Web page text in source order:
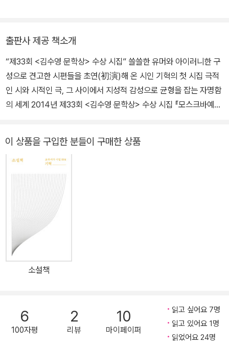
출판사 제공 책소개
“제33회 <김수영 문학상> 수상 시집” 쓸쓸한 유머와 아이러니한 구
성으로 견고한 시편들을 초연(初演)해 온 시인 기혁의 첫 시집 극적
인 시와 시적인 극, 그 사이에서 지성적 감성으로 균형을 잡는 자명함
의 세계 2014년 제33회 <김수영 문학상> 수상 시집 『모스크바예술
통해 문학평론가로도 등단한 기혁은 이지적이면서도 감성적인 언어
를 구현하는 시인으로 많은 주목을 받아 왔다. 그의 첫 시집이자 제33
회 <김수영 문학상> 수상 시집이기도 한 『모스크바예술극장의 기립
박수』는 잡힐 듯 잡히지 않는 이미지의 연쇄를 통해 이제껏 본 적 없
는 기이하고 아름다운 시적 무대가 된다. 시인 기혁은 이러한 시적 무
대의 연출자 겸 배우, 혹은 조명 기사 겸 관객이 되어 연극을 만들어
낸다. 이 무대의 시들은 “시차가 있는 명사들의 투척, 사회적 현실, 우
주적 형상, 개인적 상념, 언어적 현실, 이미지의 현상을 뒤섞어” 하나
의 ‘정서적 현실’에 이르거나 ‘미적인 유희’, ‘편집의 묘미’를 가진 연극
적 장치들로 분한다. 시인은 시적이면서도 극적인 여러 장치와 요소
목소리”를 내면서 끝내 스스로의 연극을 부조리극으로 구체화시킨
지 끝나지 않는다. 그리고 기립 박수는 끝내 유예될 것이다. 우리는 <
이 상품을 구입한 분들이 구매한 상품
소설책
6
100자평
2
리뷰
10
마이페이퍼
읽고 싶어요 7명
읽고 있어요 1명
읽었어요 24명